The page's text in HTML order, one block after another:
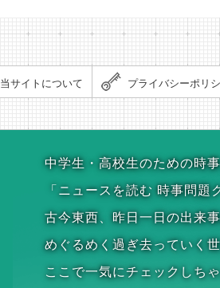
当サイトについて プライバシーポリ
中学生・高校生のための時
「ニュースを読む 時事問題
古今東西、昨日一日の出来
めぐるめく過ぎ去っていく
ここで一気にチェックしち